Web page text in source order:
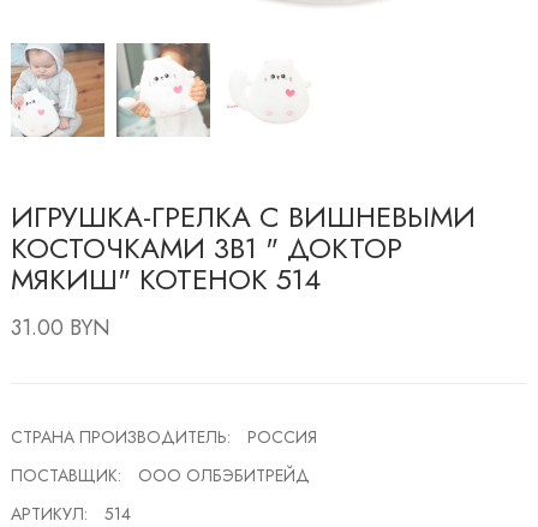
ИГРУШКА-ГРЕЛКА С ВИШНЕВЫМИ
КОСТОЧКАМИ 3В1 " ДОКТОР
МЯКИШ" КОТЕНОК 514
31.00 BYN
СТРАНА ПРОИЗВОДИТЕЛЬ:
РОССИЯ
ПОСТАВЩИК:
ООО ОЛБЭБИТРЕЙД
АРТИКУЛ:
514